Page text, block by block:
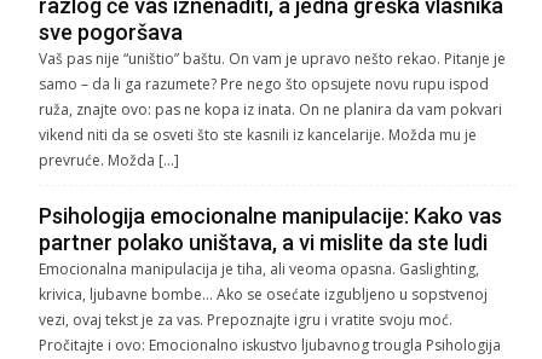
razlog će vas iznenaditi, a jedna greška vlasnika
sve pogoršava
Vaš pas nije “uništio” baštu. On vam je upravo nešto rekao. Pitanje je
samo – da li ga razumete? Pre nego što opsujete novu rupu ispod
ruža, znajte ovo: pas ne kopa iz inata. On ne planira da vam pokvari
vikend niti da se osveti što ste kasnili iz kancelarije. Možda mu je
prevruće. Možda […]
Psihologija emocionalne manipulacije: Kako vas
partner polako uništava, a vi mislite da ste ludi
Emocionalna manipulacija je tiha, ali veoma opasna. Gaslighting,
krivica, ljubavne bombe… Ako se osećate izgubljeno u sopstvenoj
vezi, ovaj tekst je za vas. Prepoznajte igru i vratite svoju moć.
Pročitajte i ovo: Emocionalno iskustvo ljubavnog trougla Psihologija